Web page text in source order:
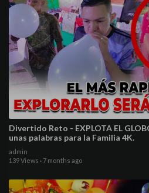
Divertido Reto - EXPLOTA EL
unas palabras para la Familia 4K.
admin
139 Views ·7 months ago